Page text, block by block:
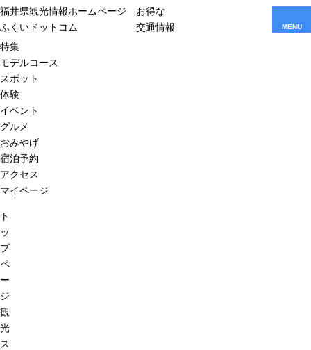
福井県観光情報ホームページ
ふくいドットコム
お得な
交通情報
MENU
特集
モデルコース
スポット
体験
イベント
グルメ
おみやげ
宿泊予約
アクセス
マイページ
ト
ッ
プ
ペ
ー
ジ
観
光
ス